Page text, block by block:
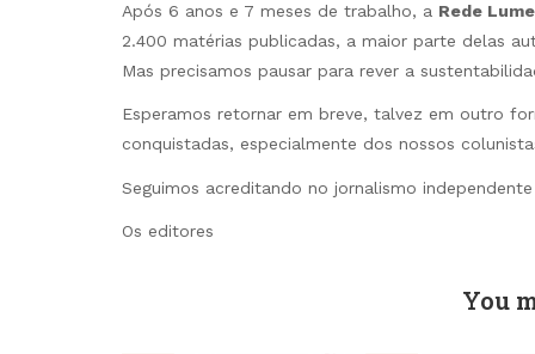
Após 6 anos e 7 meses de trabalho, a Rede Lume
2.400 matérias publicadas, a maior parte delas
Mas precisamos pausar para rever a
Esperamos retornar em breve, talvez em outro
conquistadas, especialmente dos nossos
Seguimos acreditando no jornalismo
Os editores
You